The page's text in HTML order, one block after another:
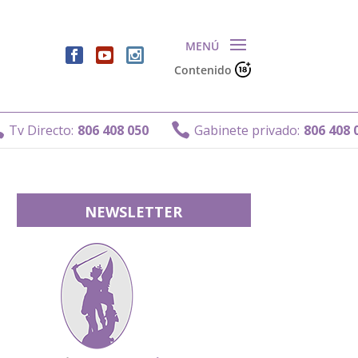
Contenido
806 408 050  Gabinete privado: 806 408 011
NEWSLETTER